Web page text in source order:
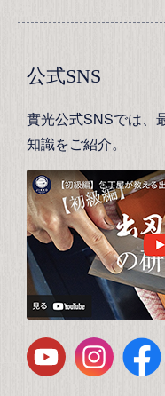
公式SNS
實光公式SNSでは、
知識をご紹介。